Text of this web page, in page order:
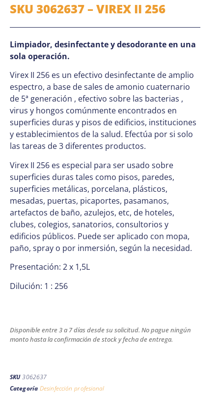
SKU 3062637 – VIREX II 256
Limpiador, desinfectante y desodorante en una
sola operación.
Virex II 256 es un efectivo desinfectante de amplio
espectro, a base de sales de amonio cuaternario
de 5ª generación , efectivo sobre las bacterias ,
virus y hongos comúnmente encontrados en
superficies duras y pisos de edificios, instituciones
y establecimientos de la salud. Efectúa por si solo
las tareas de 3 diferentes productos.
Virex II 256 es especial para ser usado sobre
superficies duras tales como pisos, paredes,
superficies metálicas, porcelana, plásticos,
mesadas, puertas, picaportes, pasamanos,
artefactos de baño, azulejos, etc, de hoteles,
clubes, colegios, sanatorios, consultorios y
edificios públicos. Puede ser aplicado con mopa,
paño, spray o por inmersión, según la necesidad.
Presentación: 2 x 1,5L
Dilución: 1 : 256
Disponible entre 3 a 7 días desde su solicitud. No pague ningún
monto hasta la confirmación de stock y fecha de entrega.
SKU3062637
Categoría Desinfección profesional